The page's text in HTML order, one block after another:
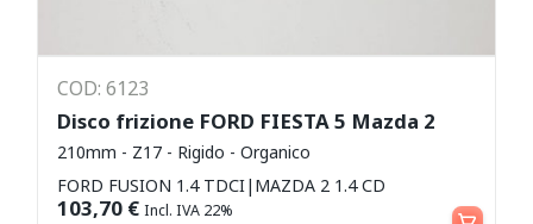
COD: 6123
Disco frizione FORD FIESTA 5 Mazda 2
210mm - Z17 - Rigido - Organico
FORD FUSION 1.4 TDCI|MAZDA 2 1.4 CD
103,70 € Incl. IVA 22% Aggiungi al carrello